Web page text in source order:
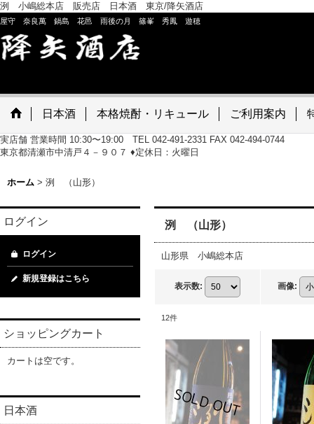
洌 小嶋総本店 販売店 日本酒 東京/降矢酒店
屋守 奈良萬 鍋島 花邑 雨後の月 篠峯 秀鳳 遊穂
日本酒 本格焼酎・リキュール ご利用案内
実店舗 営業時間 10:30〜19:00 TEL 042-491-2331 FAX 042-494-0744
東京都清瀬市中清戸４－９０７ ♦定休日：火曜日
ホーム > 洌 （山形）
ログイン
ログイン
新規登録はこちら
ショッピングカート
カートは空です。
日本酒
洌 （山形）
山形県 小嶋総本店
表示数: 画像:
12件